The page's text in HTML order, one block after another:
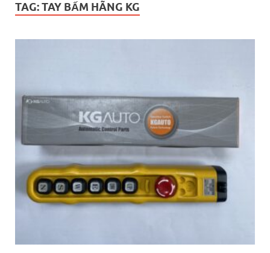
TAG:TAY BẤM HÃNG KG